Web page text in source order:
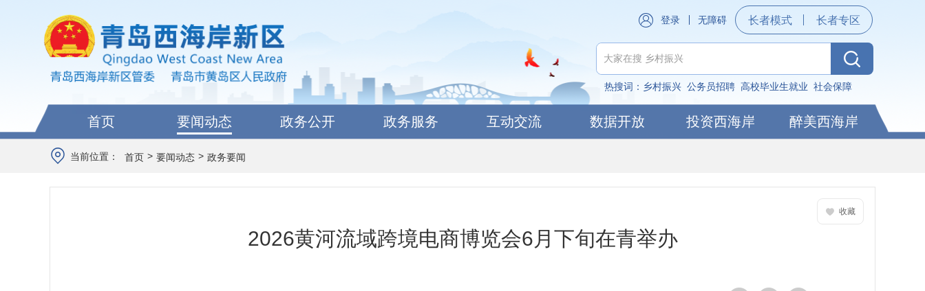
登录 无障碍 长者模式 长者专区
热搜词： 乡村振兴 公务员招聘 高校毕业生就业 社会保障
首页 要闻动态 政务公开 政务服务 互动交流 数据开放 投资西海岸 醉美西海岸
当前位置： 首页 > 要闻动态 > 政务要闻
收藏
2026黄河流域跨境电商博览会6月下旬在青举办